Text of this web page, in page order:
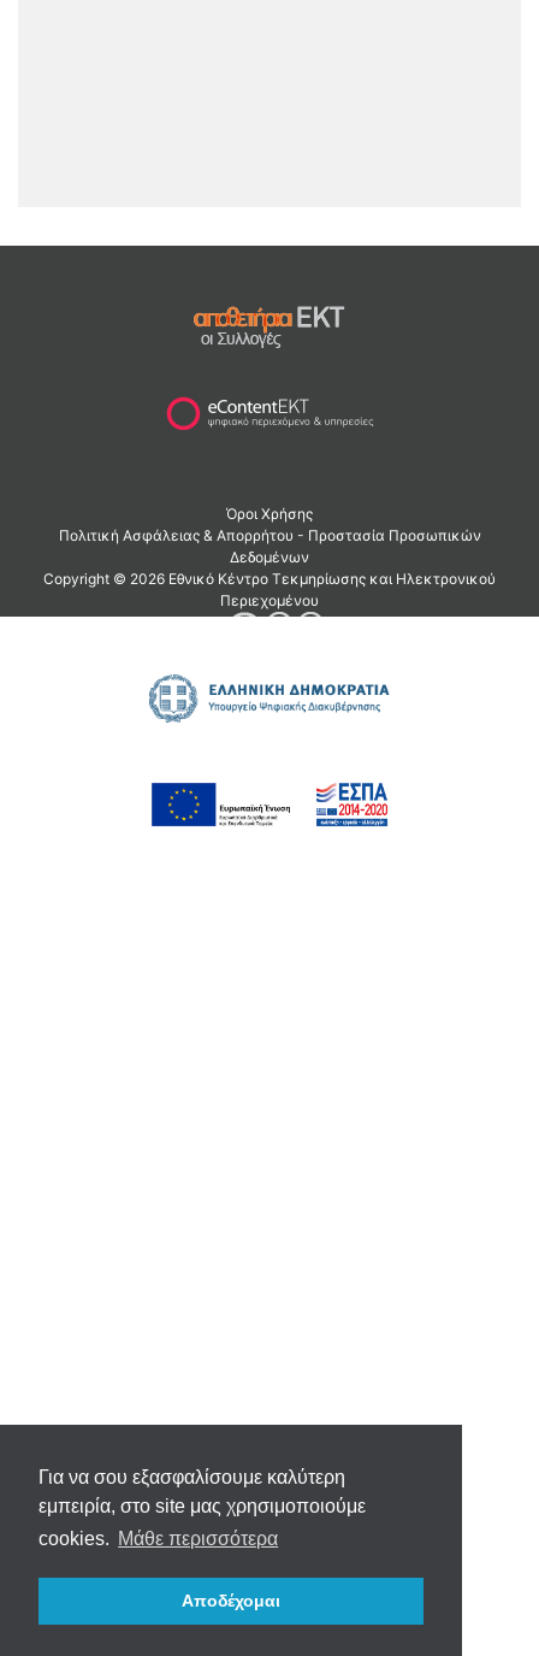
Για να σου εξασφαλίσουμε καλύτερη
εμπειρία, στο site μας χρησιμοποιούμε
cookies. Μάθε περισσότερα
Αποδέχομαι